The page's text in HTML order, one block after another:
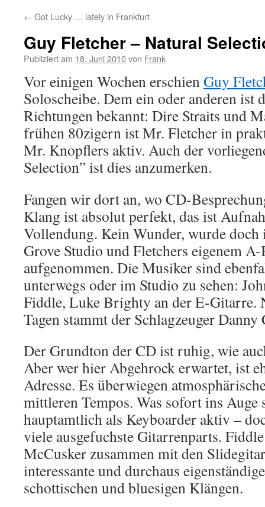
← Got Lucky … lately in Frankfurt
Guy Fletcher – Natural
Publiziert am 18. Juni 2010von Frank
Vor einigen Wochen erschienGuy
Soloscheibe. Dem ein oder anderen ist
Richtungen bekannt: Dire Straits und
frühen 80zigern ist Mr. Fletcher in
Mr. Knopflers aktiv. Auch der
Selection” ist dies anzumerken.
Fangen wir dort an, wo CD-
Klang ist absolut perfekt, das ist
Vollendung. Kein Wunder, wurde
Grove Studio und Fletchers eigenem
aufgenommen. Die Musiker sind
unterwegs oder im Studio zu sehen:
Fiddle, Luke Brighty an der E-Gitarre.
Tagen stammt der Schlagzeuger
Der Grundton der CD ist ruhig, wie
Aber wer hier Abgehrock erwartet, ist
Adresse. Es überwiegen
mittleren Tempos. Was sofort ins
hauptamtlich als Keyboarder aktiv –
viele ausgefuchste Gitarrenparts.
McCusker zusammen mit den
interessante und durchaus
schottischen und bluesigen Klängen.